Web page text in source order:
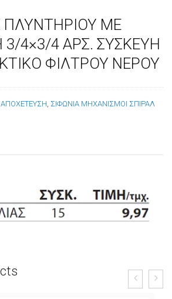
ΠΛΥΝΤΗΡΙΟΥ ΜΕ
4×3/4 ΑΡΣ. ΣΥΣΚΕΥΗ
ΦΙΛΤΡΟΥ ΝΕΡΟΥ
ΑΠΟΧΕΤΕΥΣΗ ΣΙΦΩΝΙΑ ΜΗΧΑΝΙΣΜΟΙ ΣΠΙΡΑΛ